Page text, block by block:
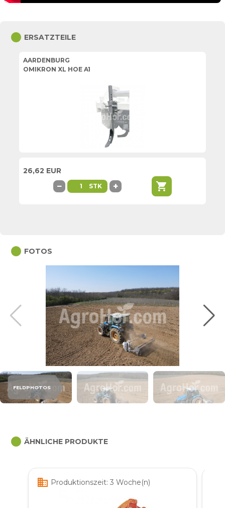
circle ERSATZTEILE
AARDENBURG
OMIKRON XL HOE A1
26,62 EUR
− STK + shopping_cart
circle FOTOS
FELDPHOTOS
circle ÄHNLICHE PRODUKTE
business Produktionszeit: 3 Woche(n)